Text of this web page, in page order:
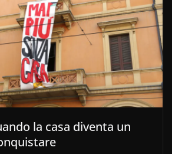
la casa diventa un